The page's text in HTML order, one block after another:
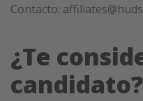
Contacto:
¿Te
candidato?